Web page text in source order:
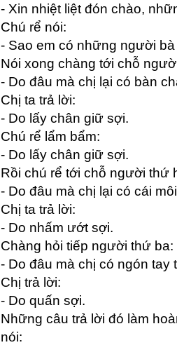
- Xin nhiệt liệt đón chào,
Chú rể nói:
- Sao em có những người
Nói xong chàng tới chỗ
- Do đâu mà chị lại có bàn
Chị ta trả lời:
- Do lấy chân giữ sợi.
Chú rể lẩm bẩm:
- Do lấy chân giữ sợi.
Rồi chú rể tới chỗ người thứ
- Do đâu mà chị lại có cái
Chị ta trả lời:
- Do nhấm ướt sợi.
Chàng hỏi tiếp người thứ ba:
- Do đâu mà chị có ngón tay
Chị trả lời:
- Do quấn sợi.
Những câu trả lời đó làm
nói: